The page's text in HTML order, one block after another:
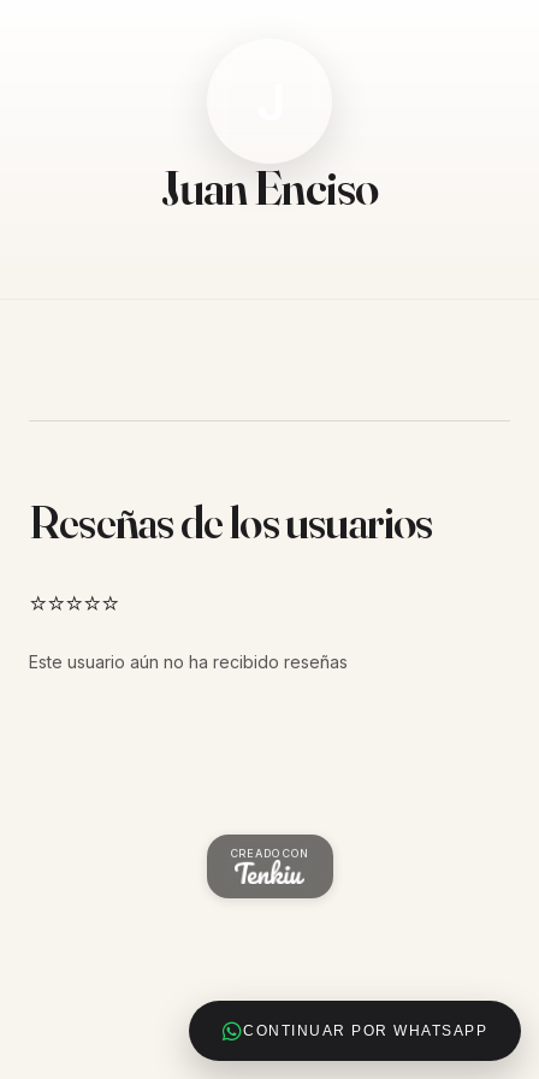
Juan Enciso
CONTINUAR POR WHATSAPP
Reseñas de los usuarios
⭐⭐⭐⭐⭐
Este usuario aún no ha recibido reseñas
CREADO CON